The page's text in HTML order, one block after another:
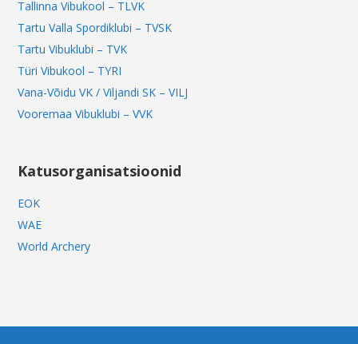
Tallinna Vibukool – TLVK
Tartu Valla Spordiklubi – TVSK
Tartu Vibuklubi – TVK
Türi Vibukool – TYRI
Vana-Võidu VK / Viljandi SK – VILJ
Vooremaa Vibuklubi – VVK
Katusorganisatsioonid
EOK
WAE
World Archery